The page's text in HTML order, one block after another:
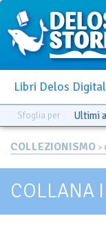
Libri Delos Digital
Sfoglia per Ultimi
COLLEZIONISMO >
COLLANA